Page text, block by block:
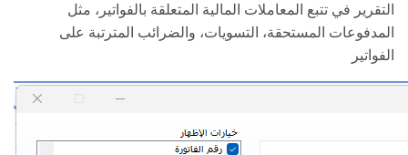
التقرير في تتبع المعاملات المالية المتعلقة بالفواتير، مثل
المدفوعات المستحقة، التسويات، والضرائب المترتبة على
الفواتير